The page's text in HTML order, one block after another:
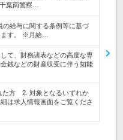
葉南警察…
給与に関する条例等に基づ
ます。 ※月給…
て、財務諸表などの高度な専
銭などの財産収受に伴う知能
た方 2. 対象となるいずれか
は求人情報画面をご覧くださ